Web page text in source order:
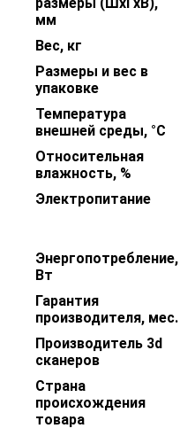
мм
Вес, кг
Размеры и вес в
упаковке
Температура
внешней среды, °С
Относительная
влажность, %
Электропитание
Энергопотребление,
Вт
Гарантия
производителя, мес.
Производитель 3d
сканеров
Страна
происхождения
товара